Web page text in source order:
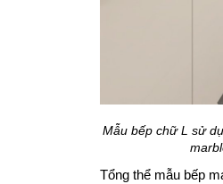
Mẫu bếp chữ L sử
Tổng thể mẫu bếp